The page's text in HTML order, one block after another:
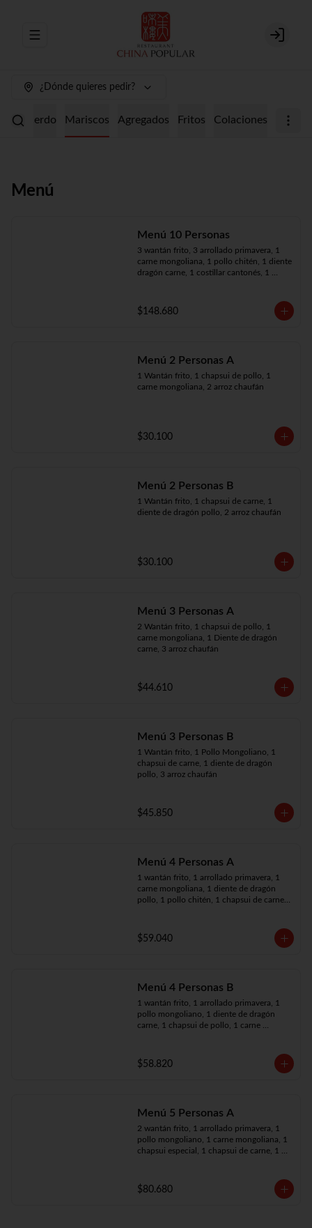
Abrir menu de navegación Login
¿Dónde quieres pedir?
Cerdo Mariscos Agregados Fritos Colaciones
Menú
Menú 10 Personas
3 wantán frito, 3 arrollado primavera, 1
carne mongoliana, 1 pollo chitén, 1 diente
dragón carne, 1 costillar cantonés, 1
10 arroz chaufán
$148.680
Menú 2 Personas A
1 Wantán frito, 1 chapsui de pollo, 1
carne mongoliana, 2 arroz chaufán
$30.100
Menú 2 Personas B
1 Wantán frito, 1 chapsui de carne, 1
diente de dragón pollo, 2 arroz chaufán
$30.100
Menú 3 Personas A
2 Wantán frito, 1 chapsui de pollo, 1
carne mongoliana, 1 Diente de dragón
carne, 3 arroz chaufán
$44.610
Menú 3 Personas B
1 Wantán frito, 1 Pollo Mongoliano, 1
chapsui de carne, 1 diente de dragón
pollo, 3 arroz chaufán
$45.850
Menú 4 Personas A
1 wantán frito, 1 arrollado primavera, 1
carne mongoliana, 1 diente de dragón
pollo, 1 pollo chitén, 1 chapsui de carne,
$59.040
Menú 4 Personas B
1 wantán frito, 1 arrollado primavera, 1
pollo mongoliano, 1 diente de dragón
carne, 1 chapsui de pollo, 1 carne
$58.820
Menú 5 Personas A
2 wantán frito, 1 arrollado primavera, 1
pollo mongoliano, 1 carne mongoliana, 1
chapsui especial, 1 chapsui de carne, 1
$80.680